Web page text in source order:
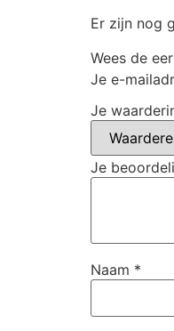
Er zijn nog
Wees de
Je e-
Je
Je
Naam *